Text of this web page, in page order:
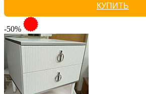
КУПИТЬ
-50%